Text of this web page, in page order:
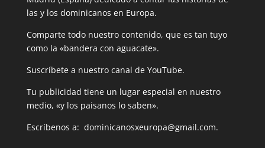
las y los dominicanos en Europa.
Comparte todo nuestro contenido, que es tan tuyo
como la «bandera con aguacate».
Suscríbete a nuestro canal de YouTube.
Tu publicidad tiene un lugar especial en nuestro
medio, «y los paisanos lo saben».
Escríbenos a: dominicanosxeuropa@gmail.com.